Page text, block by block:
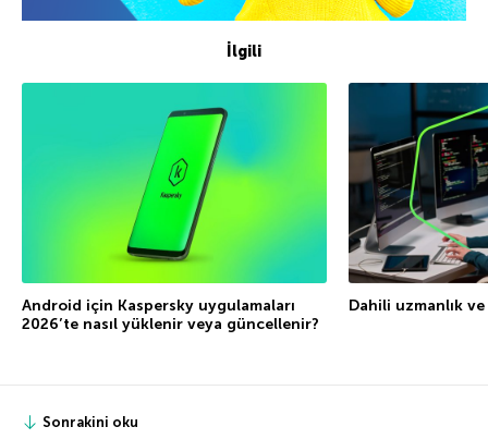
İlgili
Android için Kaspersky uygulamaları
2026’te nasıl yüklenir veya güncellenir?
Dahili uzmanlık
Sonrakini oku